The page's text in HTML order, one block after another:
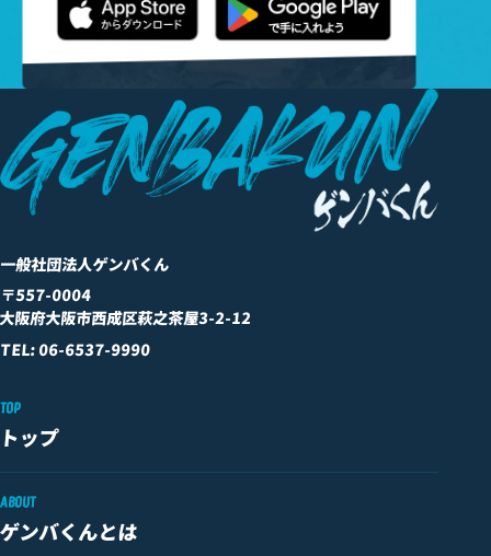
一般社団法人ゲンバくん
〒557-0004
阪府大阪市西成区萩之茶屋3-2-12
TEL: 06-6537-9990
TOP
ップ
ABOUT
ンバくんとは